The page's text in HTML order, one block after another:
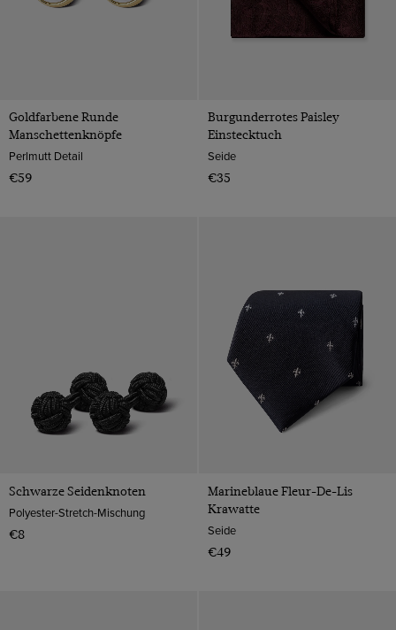
Goldfarbene Runde
Manschettenknöpfe
Perlmutt Detail
€59
Burgunderrotes Paisley
Einstecktuch
Seide
€35
Schwarze Seidenknoten
Polyester-Stretch-Mischung
€8
Marineblaue Fleur-De-Lis
Krawatte
Seide
€49